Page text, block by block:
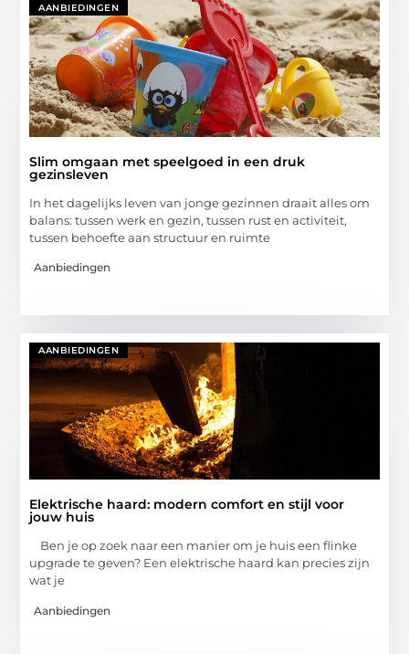
AANBIEDINGEN
Slim omgaan met speelgoed in een druk
gezinsleven
In het dagelijks leven van jonge gezinnen draait alles om
balans: tussen werk en gezin, tussen rust en activiteit,
tussen behoefte aan structuur en ruimte
Aanbiedingen
AANBIEDINGEN
Elektrische haard: modern comfort en stijl voor
jouw huis
Ben je op zoek naar een manier om je huis een flinke
upgrade te geven? Een elektrische haard kan precies zijn
wat je
Aanbiedingen